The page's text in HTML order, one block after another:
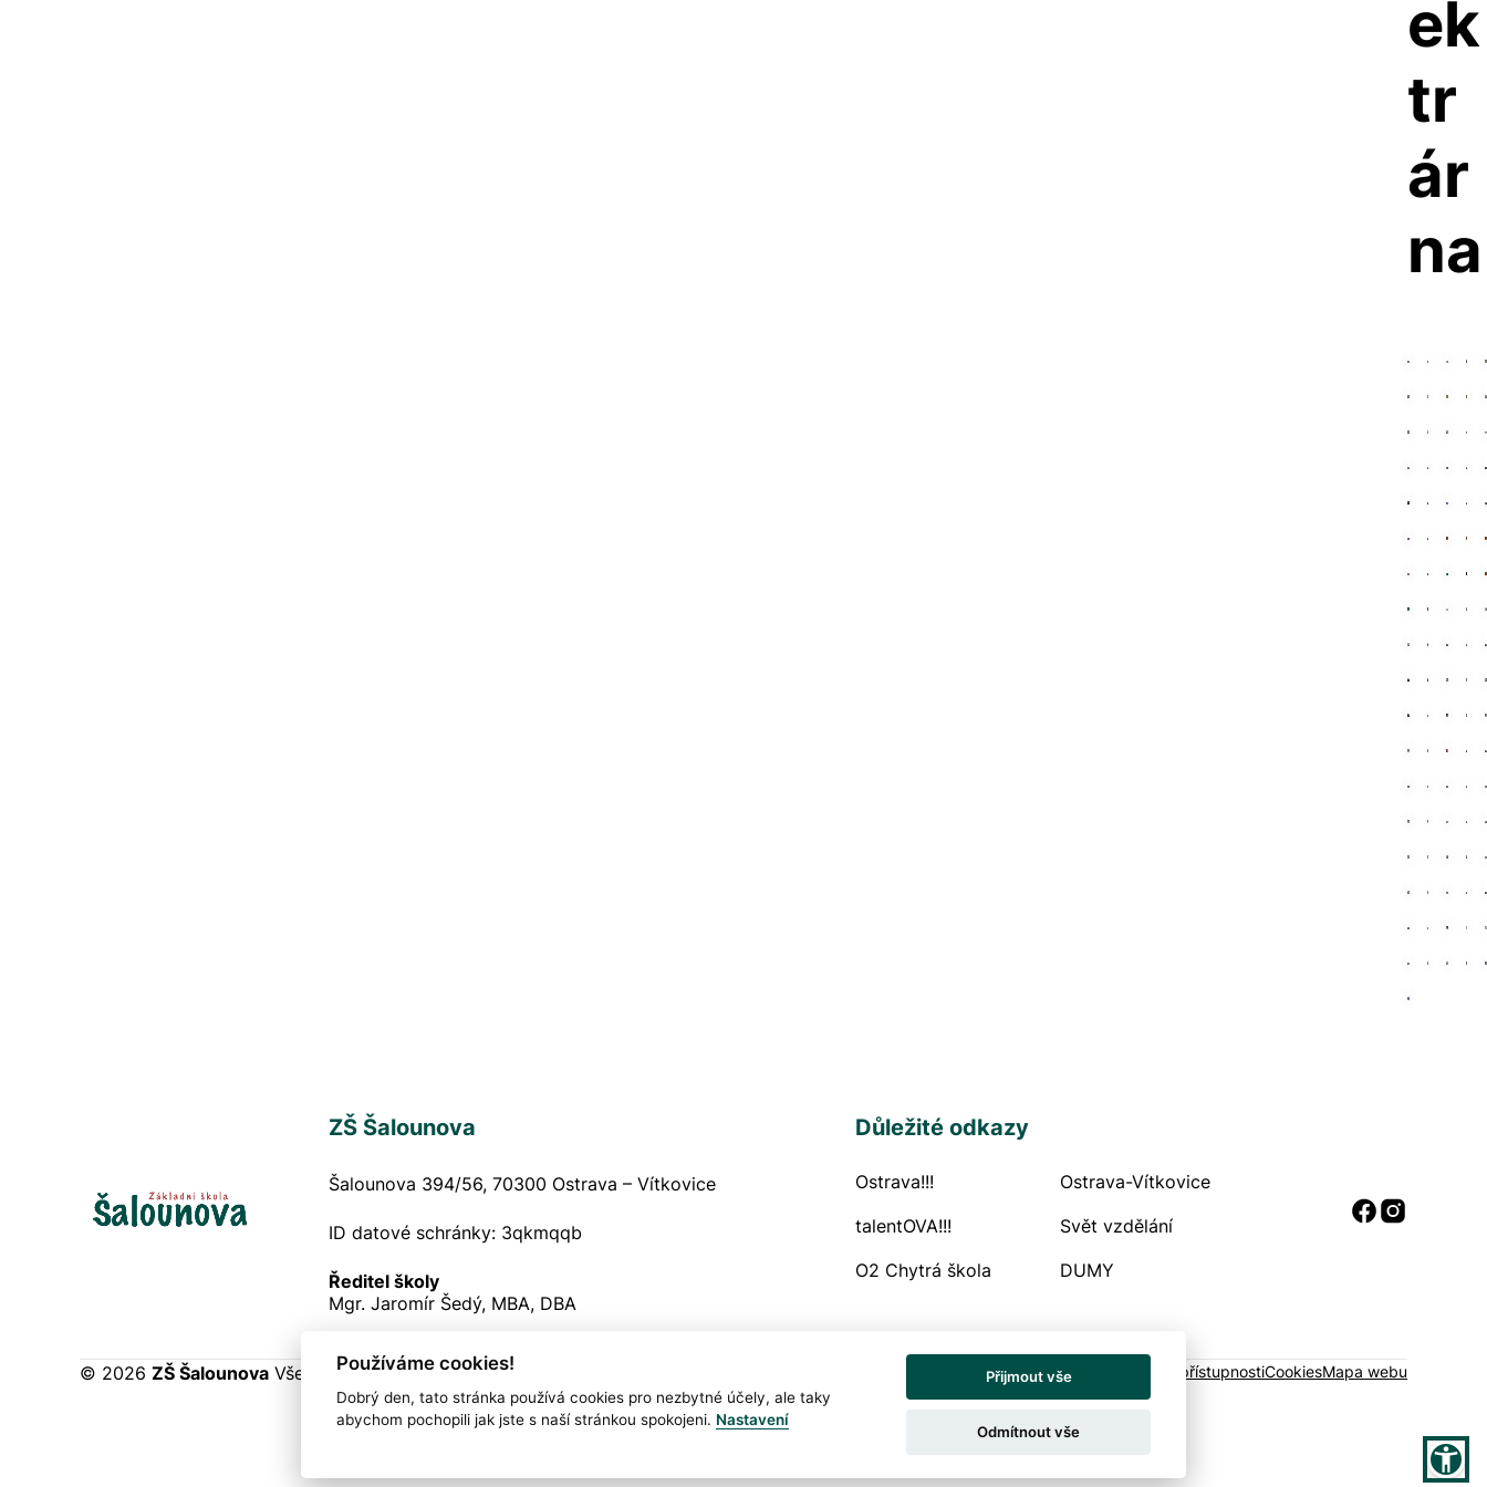
ek
tr
ár
na
ZŠ Šalounova
Šalounova 394/56, 70300 Ostrava – Vítkovice
ID datové schránky: 3qkmqqb
Ředitel školy
Mgr. Jaromír Šedý, MBA, DBA
Důležité odkazy
Navigační odkazy
Ostrava!!!
Ostrava-Vítkovice
talentOVA!!!
Svět vzdělání
O2 Chytrá škola
DUMY
© 2026 ZŠ Šalounova Všechna práva vyhrazena Prohlášení o ochraně soukromí Prohlášení o přístupnostiCookiesMapa webu
Používáme cookies!
Dobrý den, tato stránka používá cookies pro nezbytné účely, ale taky
abychom pochopili jak jste s naší stránkou spokojeni. Nastavení
Přijmout vše
Odmítnout vše